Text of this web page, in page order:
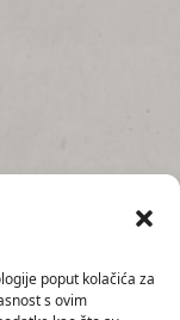
poput kolačića za
s ovim